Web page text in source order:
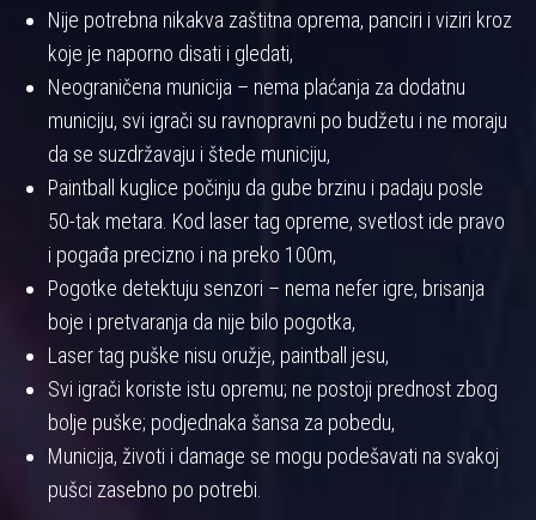
Nije potrebna nikakva zaštitna oprema, panciri i viziri kroz
koje je naporno disati i gledati,
Neograničena municija – nema plaćanja za dodatnu
municiju, svi igrači su ravnopravni po budžetu i ne moraju
da se suzdržavaju i štede municiju,
Paintball kuglice počinju da gube brzinu i padaju posle
50-tak metara. Kod laser tag opreme, svetlost ide pravo
i pogađa precizno i na preko 100m,
Pogotke detektuju senzori – nema nefer igre, brisanja
boje i pretvaranja da nije bilo pogotka,
Laser tag puške nisu oružje, paintball jesu,
Svi igrači koriste istu opremu; ne postoji prednost zbog
bolje puške; podjednaka šansa za pobedu,
Municija, životi i damage se mogu podešavati na svakoj
pušci zasebno po potrebi.